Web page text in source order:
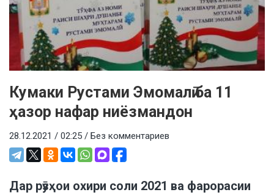
Кумаки Рустами Эмомалӣ ба 11
ҳазор нафар ниёзмандон
28.12.2021 / 02:25 / Без комментариев
Дар рӯзҳои охири соли 2021 ва фарорасии